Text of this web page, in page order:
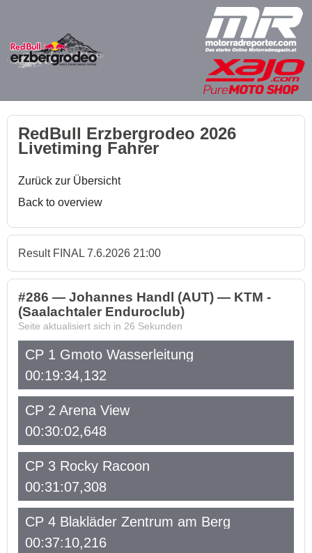
RedBull Erzbergrodeo 2026
Livetiming Fahrer
Zurück zur Übersicht
Back to overview
Result FINAL 7.6.2026 21:00
#286 — Johannes Handl (AUT) — KTM -
(Saalachtaler Enduroclub)
Seite aktualisiert sich in 26 Sekunden
CP 1 Gmoto Wasserleitung
00:19:34,132
CP 2 Arena View
00:30:02,648
CP 3 Rocky Racoon
00:31:07,308
CP 4 Blakläder Zentrum am Berg
00:37:10,216